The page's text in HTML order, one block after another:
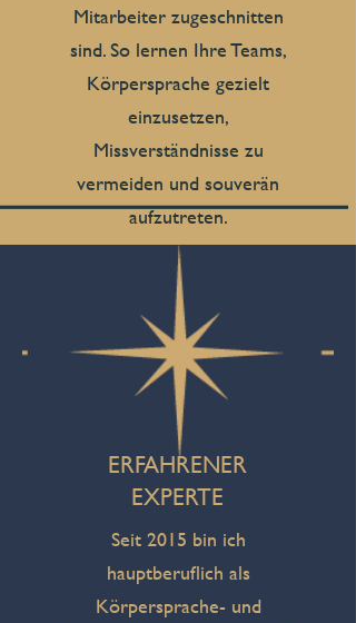
Mitarbeiter zugeschnitten
sind. So lernen Ihre Teams,
Körpersprache gezielt
einzusetzen,
Missverständnisse zu
vermeiden und souverän
aufzutreten.
Seit 2015 bin ich
hauptberuflich als
Körpersprache- und
ERFAHRENER
EXPERTE